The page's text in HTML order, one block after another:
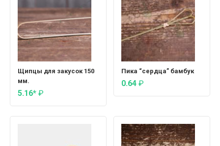
Щипцы для закусок 150
мм.
5.16* ₽
Пика “сердца” бамбук
0.64 ₽